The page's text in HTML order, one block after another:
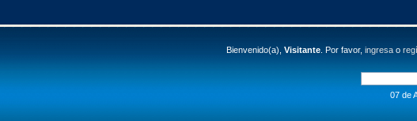
Bienvenido(a), Visitante. Por favor, ingresao
07 de